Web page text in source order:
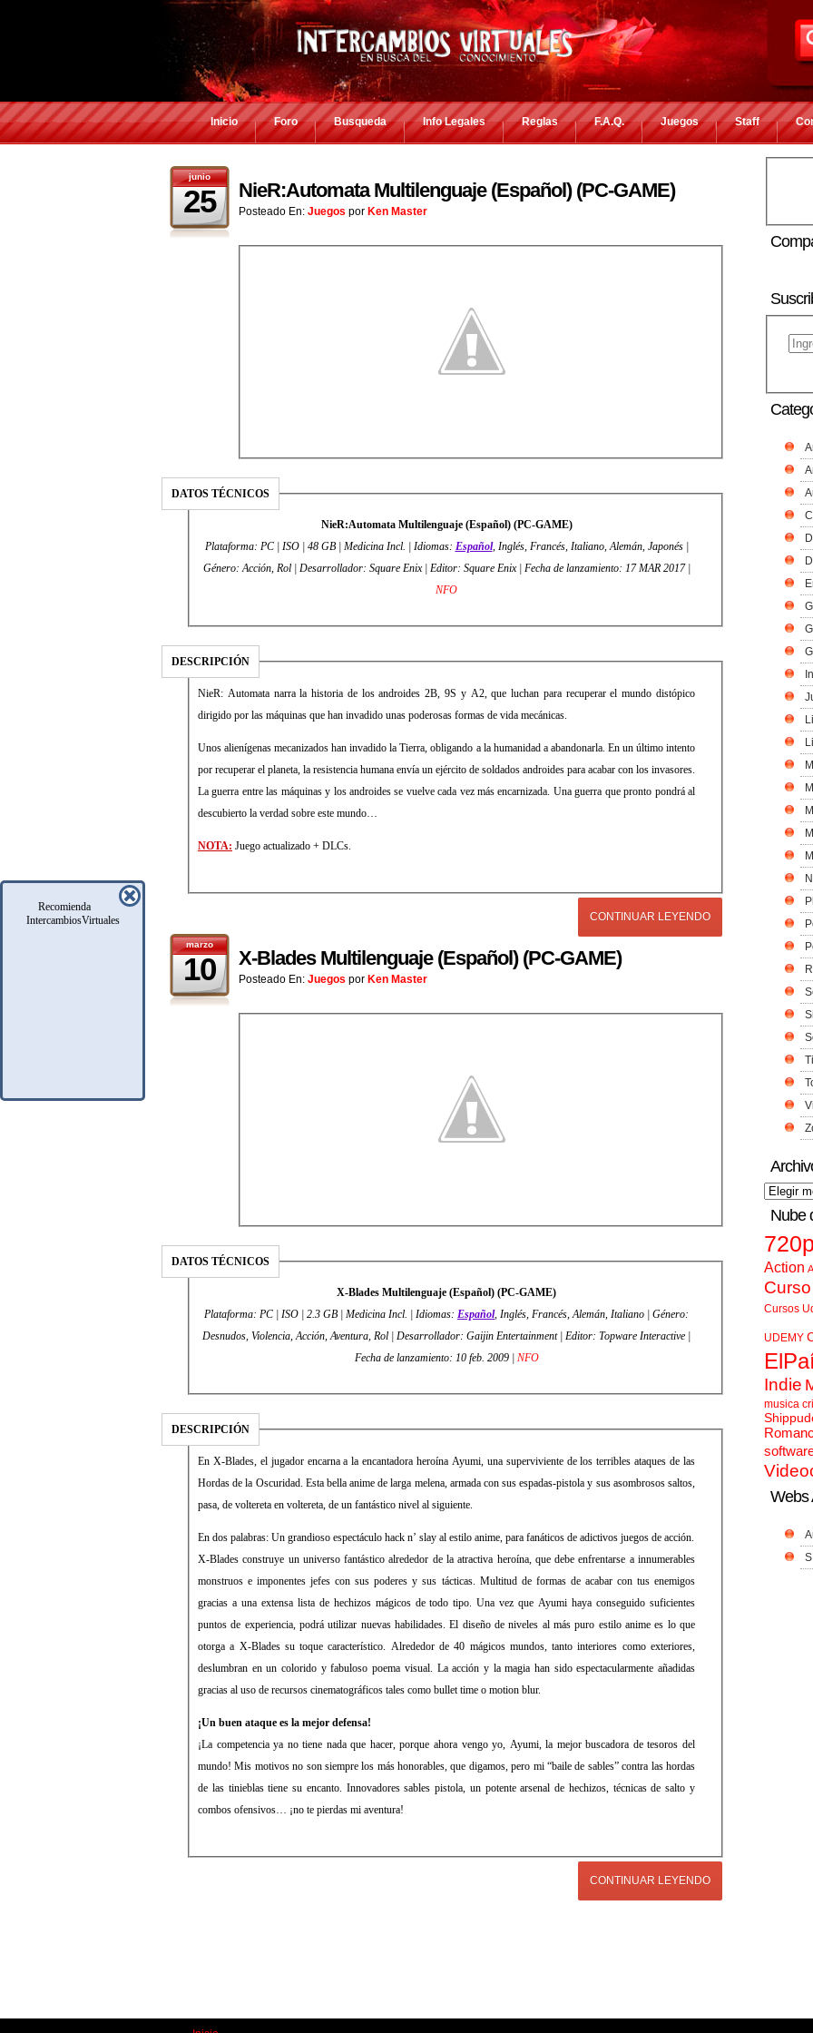
Recomienda
IntercambiosVirtuales
Inicio Foro Busqueda Info Legales Reglas F.A.Q. Juegos Staff
junio
25 NieR:Automata Multilenguaje (Español) (PC-GAME)
Posteado En: Juegos por Ken Master
DATOS TÉCNICOS
NieR:Automata Multilenguaje (Español) (PC-GAME)
Plataforma: PC | ISO | 48 GB | Medicina Incl. | Idiomas: Español, Inglés, Francés, Italiano, Alemán, Japonés |
Género: Acción, Rol | Desarrollador: Square Enix | Editor: Square Enix | Fecha de lanzamiento: 17 MAR 2017 |
NFO
DESCRIPCIÓN
NieR: Automata narra la historia de los androides 2B, 9S y A2, que luchan para recuperar el mundo distópico
dirigido por las máquinas que han invadido unas poderosas formas de vida mecánicas.
Unos alienígenas mecanizados han invadido la Tierra, obligando a la humanidad a abandonarla. En un último intento
por recuperar el planeta, la resistencia humana envía un ejército de soldados androides para acabar con los invasores.
La guerra entre las máquinas y los androides se vuelve cada vez más encarnizada. Una guerra que pronto pondrá al
descubierto la verdad sobre este mundo…
NOTA: Juego actualizado + DLCs.
CONTINUAR LEYENDO
marzo
10 X-Blades Multilenguaje (Español) (PC-GAME)
Posteado En: Juegos por Ken Master
DATOS TÉCNICOS
X-Blades Multilenguaje (Español) (PC-GAME)
Plataforma: PC | ISO | 2.3 GB | Medicina Incl. | Idiomas: Español, Inglés, Francés, Alemán, Italiano | Género:
Desnudos, Violencia, Acción, Aventura, Rol | Desarrollador: Gaijin Entertainment | Editor: Topware Interactive |
Fecha de lanzamiento: 10 feb. 2009 | NFO
DESCRIPCIÓN
En X-Blades, el jugador encarna a la encantadora heroína Ayumi, una superviviente de los terribles ataques de las
Hordas de la Oscuridad. Esta bella anime de larga melena, armada con sus espadas-pistola y sus asombrosos saltos,
pasa, de voltereta en voltereta, de un fantástico nivel al siguiente.
En dos palabras: Un grandioso espectáculo hack n’ slay al estilo anime, para fanáticos de adictivos juegos de acción.
X-Blades construye un universo fantástico alrededor de la atractiva heroína, que debe enfrentarse a innumerables
monstruos e imponentes jefes con sus poderes y sus tácticas. Multitud de formas de acabar con tus enemigos
gracias a una extensa lista de hechizos mágicos de todo tipo. Una vez que Ayumi haya conseguido suficientes
puntos de experiencia, podrá utilizar nuevas habilidades. El diseño de niveles al más puro estilo anime es lo que
otorga a X-Blades su toque característico. Alrededor de 40 mágicos mundos, tanto interiores como exteriores,
deslumbran en un colorido y fabuloso poema visual. La acción y la magia han sido espectacularmente añadidas
gracias al uso de recursos cinematográficos tales como bullet time o motion blur.
¡Un buen ataque es la mejor defensa!
¡La competencia ya no tiene nada que hacer, porque ahora vengo yo, Ayumi, la mejor buscadora de tesoros del
mundo! Mis motivos no son siempre los más honorables, que digamos, pero mi “baile de sables” contra las hordas
de las tinieblas tiene su encanto. Innovadores sables pistola, un potente arsenal de hechizos, técnicas de salto y
combos ofensivos… ¡no te pierdas mi aventura!
CONTINUAR LEYENDO
Nube
Action
Cursos
UDEMY
Indie
musica
Webs